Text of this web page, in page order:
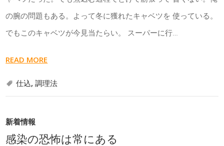
の腕の問題もある。よって冬に獲れたキャベツを 使っている。
でもこのキャベツが今見当たらい。 スーパーに行…
READ MORE
仕込,調理法
新着情報
感染の恐怖は常にある